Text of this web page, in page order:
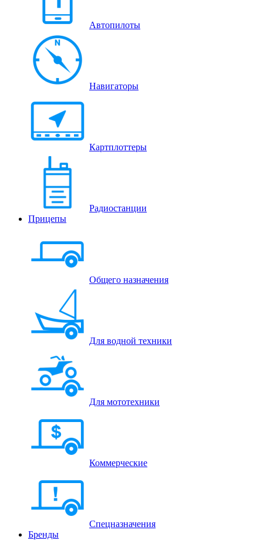
Автопилоты
Навигаторы
Картплоттеры
Радиостанции
Прицепы
Общего назначения
Для водной техники
Для мототехники
Коммерческие
Спецназначения
Бренды